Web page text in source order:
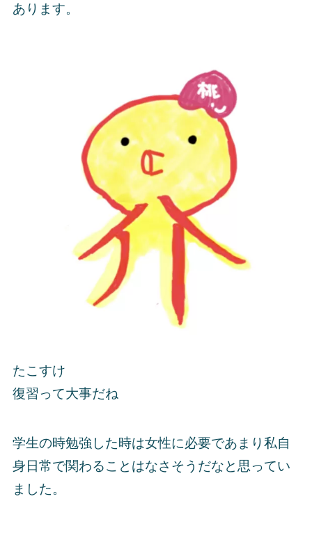
あります。
たこすけ
復習って大事だね
学生の時勉強した時は女性に必要であまり私自
身日常で関わることはなさそうだなと思ってい
ました。